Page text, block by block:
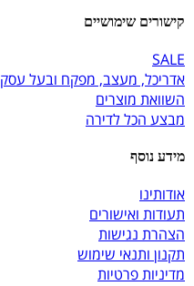
קישורים שימושיים
SALE
אדריכל, מעצב, מפקח ובעל עסק
השוואת מוצרים
מבצע הכל לדירה
מידע נוסף
אודותינו
תעודות ואישורים
הצהרת נגישות
תקנון ותנאי שימוש
מדיניות פרטיות